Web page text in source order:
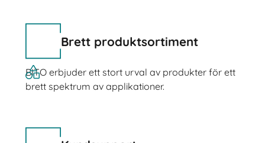
Brett produktsortiment
BITO erbjuder ett stort urval av produkter för ett
brett spektrum av applikationer.